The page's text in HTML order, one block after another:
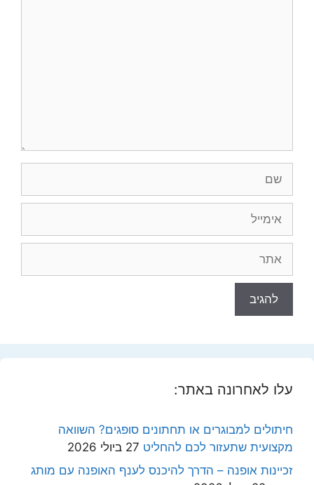
עלו לאחרונה באתר:
חיתולים למבוגרים או תחתונים סופגים? השוואה
מקצועית שתעזור לכם להחליט 27 ביולי 2026
זכיינות אופנה – הדרך להיכנס לענף האופנה עם מותג